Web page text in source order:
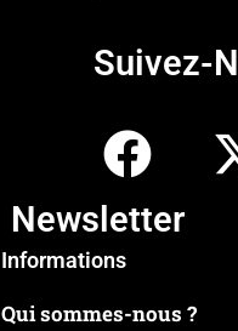
Suivez-
Newsletter
Informations
Qui sommes-nous ?